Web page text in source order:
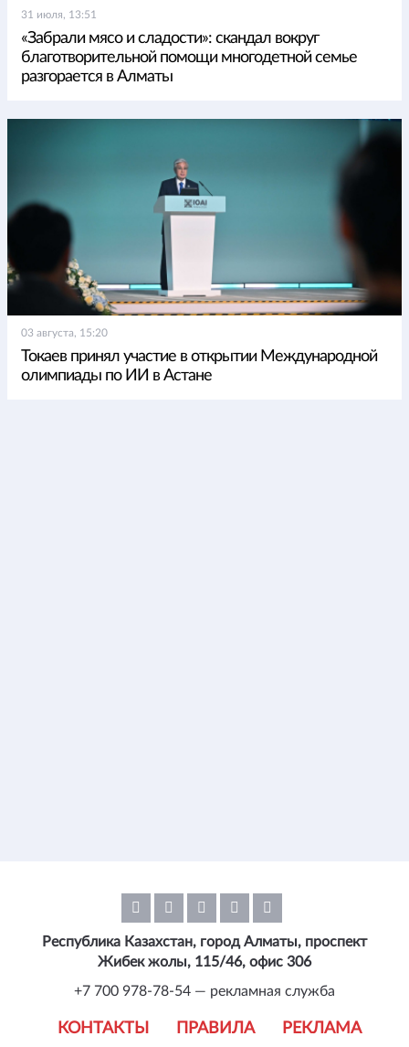
31 июля, 13:51
«Забрали мясо и сладости»: скандал вокруг
благотворительной помощи многодетной семье
разгорается в Алматы
03 августа, 15:20
Токаев принял участие в открытии Международной
олимпиады по ИИ в Астане
КОНТАКТЫ ПРАВИЛА РЕКЛАМА
Республика Казахстан, город Алматы, проспект
Жибек жолы, 115/46, офис 306
+7 700 978-78-54 — рекламная служба